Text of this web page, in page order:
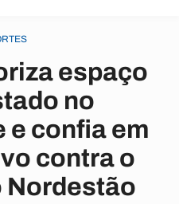
espaço
no
e confia em
contra o
Nordestão